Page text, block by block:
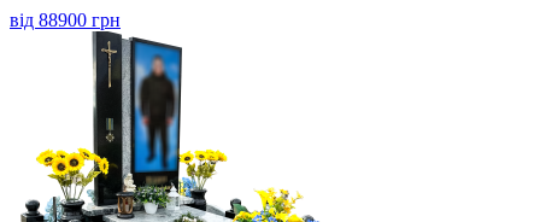
від 88900 грн